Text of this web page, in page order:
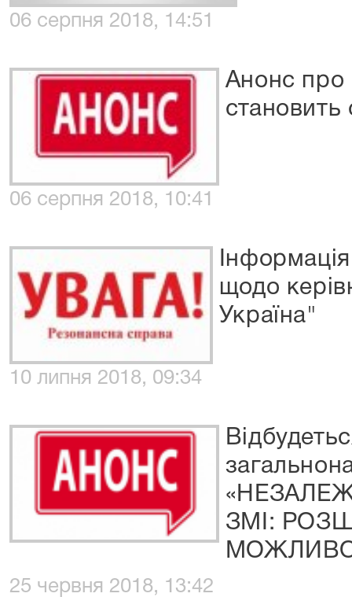
06 серпня 2018, 14:51
Анонс про
становить
06 серпня 2018, 10:41
щодо
Україна"
10 липня 2018, 09:34
ЗМІ:
25 червня 2018, 13:42